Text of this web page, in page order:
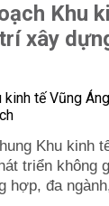
Khu
xây
Khu kinh
triển không
hợp, đa